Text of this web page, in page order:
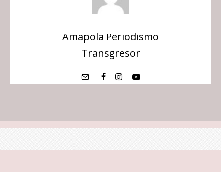
Amapola Periodismo
Transgresor